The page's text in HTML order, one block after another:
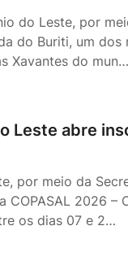
do Leste, por
do Buriti, um
Xavantes do mun…
Leste abre
por meio da
2026 –
os dias 07 e 2…